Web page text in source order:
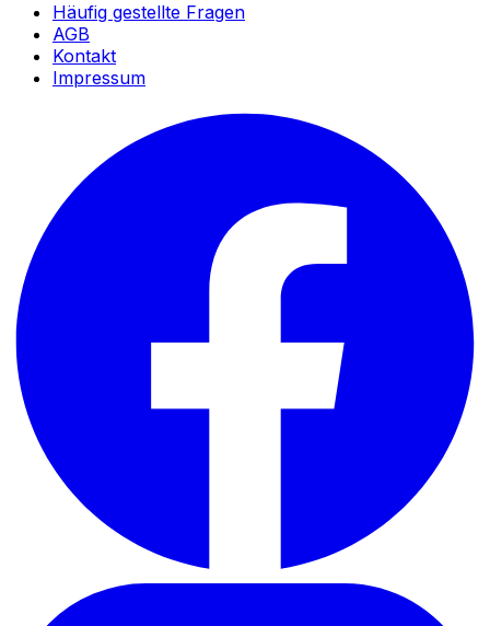
Häufig gestellte Fragen
AGB
Kontakt
Impressum